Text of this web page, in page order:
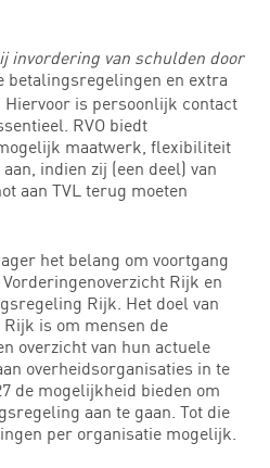
invordering van schulden door
betalingsregelingen en extra
is persoonlijk contact
RVO biedt
maatwerk, flexibiliteit
indien zij (een deel) van
aan TVL terug moeten
het belang om voortgang
Rijk en
Rijk. Het doel van
is om mensen de
overzicht van hun actuele
overheidsorganisaties in te
de mogelijkheid bieden om
aan te gaan. Tot die
per organisatie mogelijk.